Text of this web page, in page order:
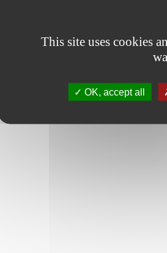
This site uses cookies
OK, accept all